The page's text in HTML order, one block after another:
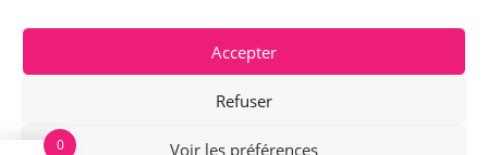
Accepter
Refuser
Voir les préférences
Cookie Policy
0